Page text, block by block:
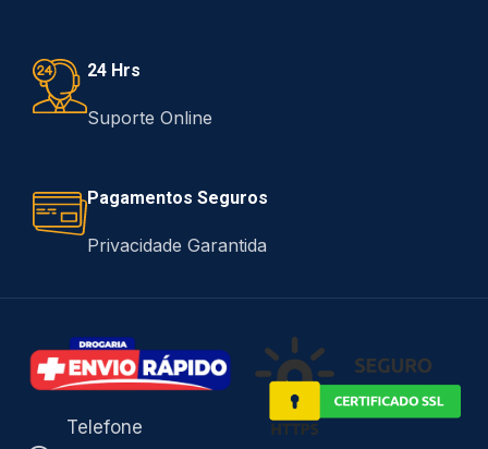
24 Hrs
Suporte Online
Pagamentos Seguros
Privacidade Garantida
Telefone